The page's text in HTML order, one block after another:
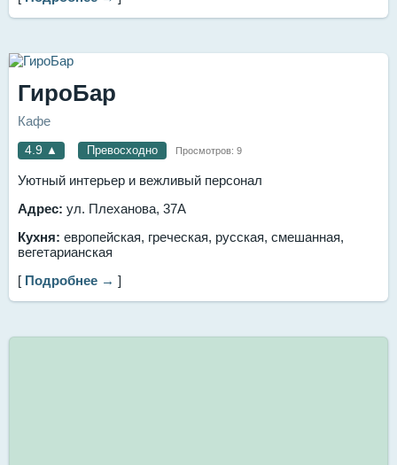
ГироБар
Кафе
4.9 ▲ Превосходно Просмотров: 9
Уютный интерьер и вежливый персонал
Адрес: ул. Плеханова, 37А
Кухня: европейская, греческая, русская, смешанная,
вегетарианская
[ Подробнее → ]